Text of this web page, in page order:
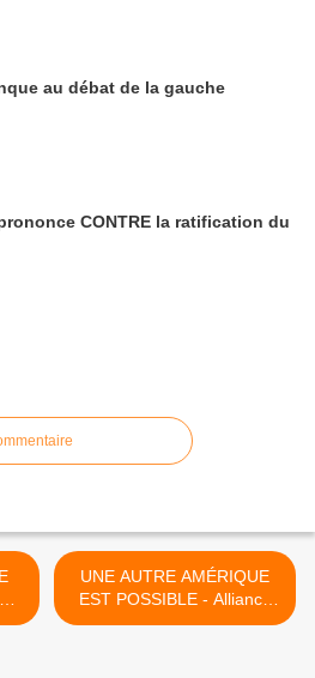
au débat de la gauche
CONTRE la ratification du
UNE AUTRE AMÉRIQUE
EST POSSIBLE - Alliance
Sociale Continentale- >